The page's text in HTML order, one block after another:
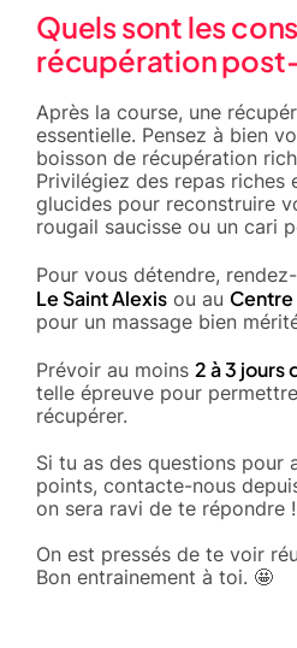
Quels sont les
récupération post-
Après la course, une
essentielle. Pensez à bien
boisson de récupération
Privilégiez des repas riches
glucides pour reconstruire
rougail saucisse ou un cari
Pour vous détendre,
Le Saint Alexis ou au
pour un massage bien
Prévoir au moins 2 à 3 jours
telle épreuve pour
récupérer.
Si tu as des questions pour
points, contacte-nous
on sera ravi de te répondre !
On est pressés de te voir
Bon entrainement à toi. 🤩